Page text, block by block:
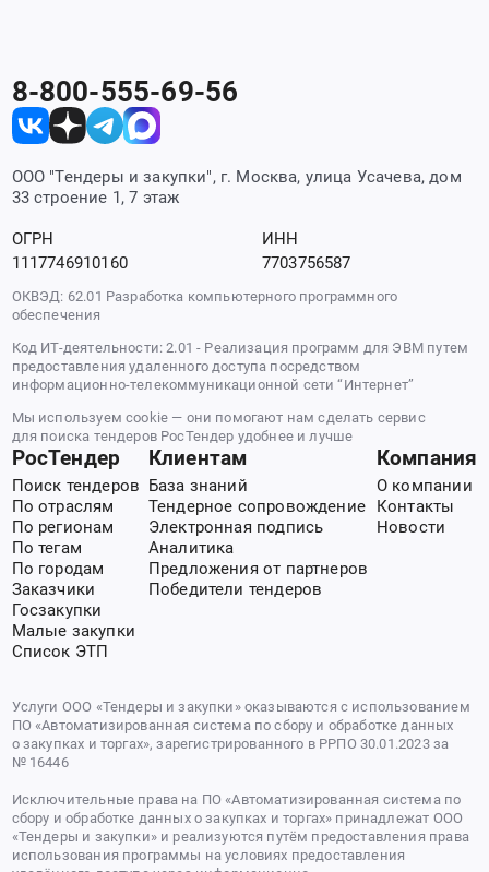
8-800-555-69-56
ООО "Тендеры и закупки", г. Москва, улица Усачева, дом
33 строение 1, 7 этаж
ОГРН
1117746910160
ИНН
7703756587
ОКВЭД: 62.01 Разработка компьютерного программного
обеспечения
Код ИТ-деятельности: 2.01 - Реализация программ для ЭВМ путем
предоставления удаленного доступа посредством
информационно-телекоммуникационной сети “Интернет”
Мы используем cookie — они помогают нам сделать сервис
для поиска тендеров РосТендер удобнее и лучше
РосТендер
Поиск тендеров
По отраслям
По регионам
По тегам
По городам
Заказчики
Госзакупки
Малые закупки
Список ЭТП
Клиентам
База знаний
Тендерное сопровождение
Электронная подпись
Аналитика
Предложения от партнеров
Победители тендеров
Компания
О компании
Контакты
Новости
Услуги ООО «Тендеры и закупки» оказываются с использованием
ПО «Автоматизированная система по сбору и обработке данных
о закупках и торгах», зарегистрированного в РРПО 30.01.2023 за
№ 16446
Исключительные права на ПО «Автоматизированная система по
сбору и обработке данных о закупках и торгах» принадлежат ООО
«Тендеры и закупки» и реализуются путём предоставления права
использования программы на условиях предоставления